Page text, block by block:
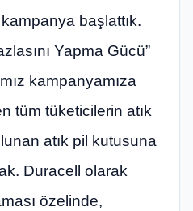
başlattık.
Yapma Gücü”
kampanyamıza
tüm tüketicilerin atık
atık pil kutusuna
Duracell olarak
özelinde,